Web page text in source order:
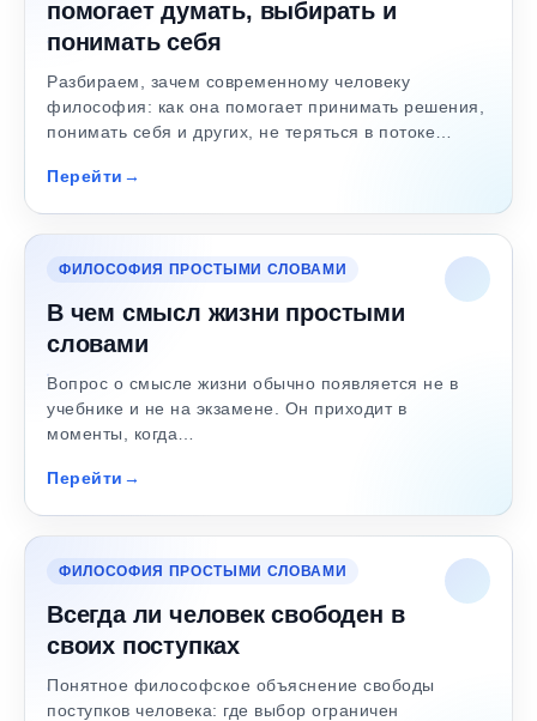
помогает думать, выбирать и
понимать себя
Разбираем, зачем современному человеку
философия: как она помогает принимать решения,
понимать себя и других, не теряться в потоке…
Перейти
ФИЛОСОФИЯ ПРОСТЫМИ СЛОВАМИ
В чем смысл жизни простыми
словами
Вопрос о смысле жизни обычно появляется не в
учебнике и не на экзамене. Он приходит в
моменты, когда…
Перейти
ФИЛОСОФИЯ ПРОСТЫМИ СЛОВАМИ
Всегда ли человек свободен в
своих поступках
Понятное философское объяснение свободы
поступков человека: где выбор ограничен